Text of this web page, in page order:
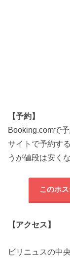
【予約】
Booking.comで
サイトで予約す
うが値段は安くな
このホ
【アクセス】
ビリニュスの中